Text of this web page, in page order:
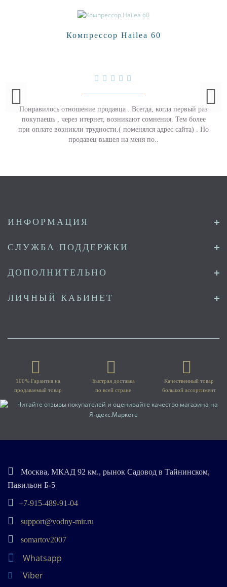
Компрессор Hailea 60
Понравилось отношение продавца . Всегда, когда первый раз
покупаешь , через итернет, возникают сомнения. Тем более
при оплате возникли трудности.( поменялся адрес сайта) . Но
продавец вышел на меня по..
ИНФОРМАЦИЯ
СЛУЖБА ПОДДЕРЖКИ
ДОПОЛНИТЕЛЬНО
ЛИЧНЫЙ КАБИНЕТ
100% Гарантия на
продаваемый товар
Быстрая доставка
по всей стране
Качественный товар
большой ассортимент
Москва, МКАД 92 км., рынок Садовод в Тайнинском,
Павильон Б-5
+7-915-489-91-04
support@vodny-mir.ru
somartov2007
Whatsapp
Viber